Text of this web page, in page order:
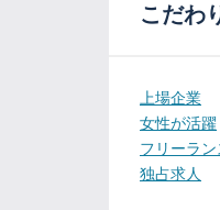
こだわ
上場企業
女性が活躍
フリーラン
独占求人